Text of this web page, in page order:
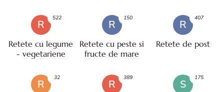
R
Retete cu legume
- vegetariene
522
R
Retete cu peste si
fructe de mare
150
R
Retete de post
407
R
32
R
389
S
175